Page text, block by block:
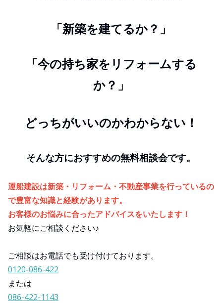
「新築を建てるか？」
「今の持ち家をリフォームする
か？」
どっちがいいのかわからない！
そんな方におすすめの無料相談会です。
運船建設は新築・リフォーム・不動産事業を行っているの
で豊富な知識と経験があります。
お客様のお悩みに合ったアドバイスをいたします！
お気軽にご相談ください♪
ご相談はお電話でも受け付けております。
0120-086-422
または
086-422-1143